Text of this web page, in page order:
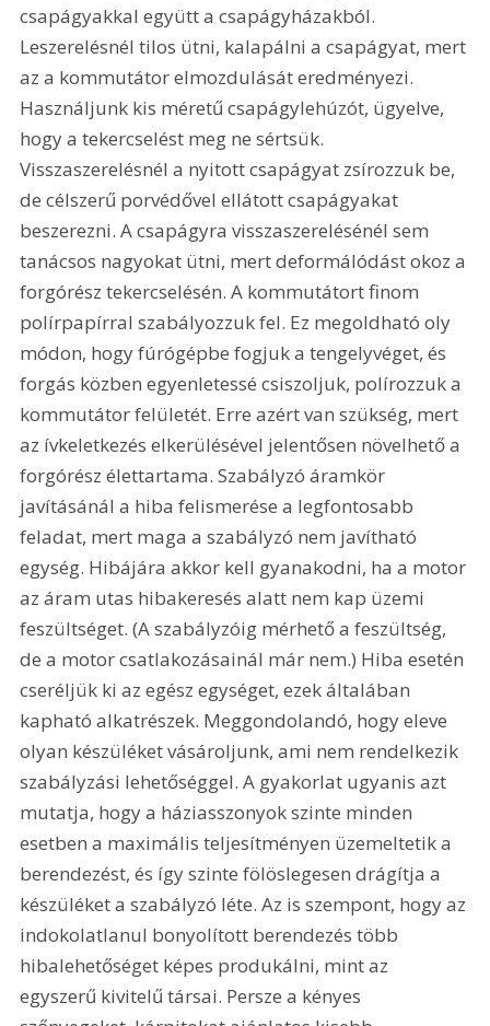
csapágyakkal együtt a csapágyházakból.
Leszerelésnél tilos ütni, kalapálni a csapágyat, mert
az a kommutátor elmozdulását eredményezi.
Használjunk kis méretű csapágylehúzót, ügyelve,
hogy a tekercselést meg ne sértsük.
Visszaszerelésnél a nyitott csapágyat zsírozzuk be,
de célszerű porvédővel ellátott csapágyakat
beszerezni. A csapágyra visszaszerelésénél sem
tanácsos nagyokat ütni, mert deformálódást okoz a
forgórész tekercselésén. A kommutátort finom
polírpapírral szabályozzuk fel. Ez megoldható oly
módon, hogy fúrógépbe fogjuk a tengelyvéget, és
forgás közben egyenletessé csiszoljuk, polírozzuk a
kommutátor felületét. Erre azért van szükség, mert
az ívkeletkezés elkerülésével jelentősen növelhető a
forgórész élettartama. Szabályzó áramkör
javításánál a hiba felismerése a legfontosabb
feladat, mert maga a szabályzó nem javítható
egység. Hibájára akkor kell gyanakodni, ha a motor
az áram utas hibakeresés alatt nem kap üzemi
feszültséget. (A szabályzóig mérhető a feszültség,
de a motor csatlakozásainál már nem.) Hiba esetén
cseréljük ki az egész egységet, ezek általában
kapható alkatrészek. Meggondolandó, hogy eleve
olyan készüléket vásároljunk, ami nem rendelkezik
szabályzási lehetőséggel. A gyakorlat ugyanis azt
mutatja, hogy a háziasszonyok szinte minden
esetben a maximális teljesítményen üzemeltetik a
berendezést, és így szinte fölöslegesen drágítja a
készüléket a szabályzó léte. Az is szempont, hogy az
indokolatlanul bonyolított berendezés több
hibalehetőséget képes produkálni, mint az
egyszerű kivitelű társai. Persze a kényes